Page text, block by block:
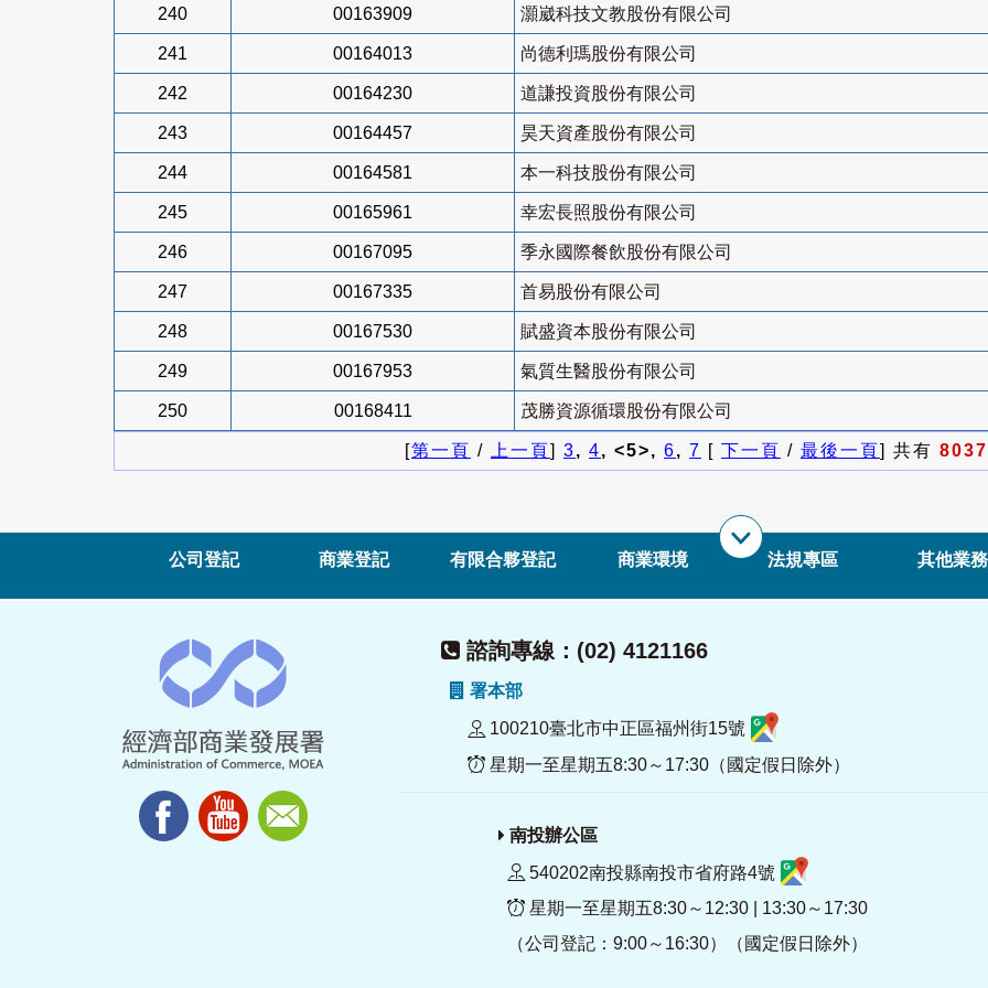
240 00163909 灝崴科技文教股份有限公司
241 00164013 尚德利瑪股份有限公司
242 00164230 道謙投資股份有限公司
243 00164457 昊天資產股份有限公司
244 00164581 本一科技股份有限公司
245 00165961 幸宏長照股份有限公司
246 00167095 季永國際餐飲股份有限公司
247 00167335 首易股份有限公司
248 00167530 賦盛資本股份有限公司
249 00167953 氣質生醫股份有限公司
250 00168411 茂勝資源循環股份有限公司
[第一頁 / 上一頁] 3, 4, <5>, 6, 7 [ 下一頁 / 最後一頁] 共有 8037
公司登記 商業登記 有限合夥登記 商業環境 法規專區 其他業務
諮詢專線：(02) 4121166
署本部
100210臺北市中正區福州街15號
星期一至星期五8:30～17:30（國定假日除外）
南投辦公區
540202南投縣南投市省府路4號
星期一至星期五8:30～12:30 | 13:30～17:30
（公司登記：9:00～16:30）（國定假日除外）